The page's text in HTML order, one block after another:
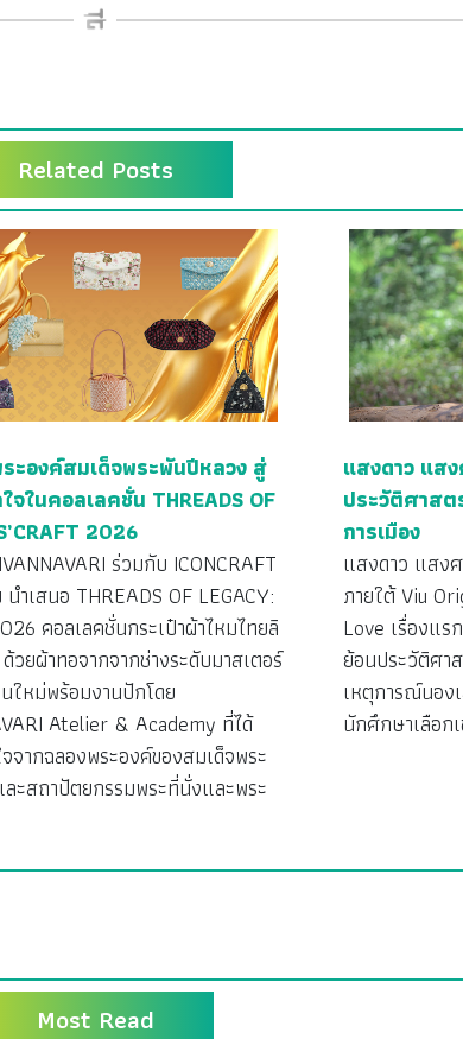
Related Posts
ะองค์สมเด็จพระพันปีหลวง สู่
จในคอลเลคชั่น THREADS OF
2026
ร่วมกับ ICONCRAFT
ำเสนอ THREADS OF LEGACY:
คอลเลคชั่นกระเป๋าผ้าไหมไทยลิ
วยผ้าทอจากจากช่างระดับมาสเตอร์
ใหม่พร้อมงานปักโดย
Atelier & Academy ที่ได้
จากฉลองพระองค์ของสมเด็จพระ
ะสถาปัตยกรรมพระที่นั่งและพระ
แสงดาว แส
ประวัติศาส
การเมือง
แสงดาว แสง
ภายใต้ Viu
Love เรื่องแ
ย้อนประวัติศา
เหตุการณ์นอง
นักศึกษาเลือก
Most Read